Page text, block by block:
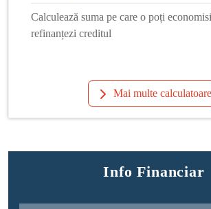
Calculează suma pe care o poți
refinanțezi creditul
Mai multe calculatoare
Info Financiar